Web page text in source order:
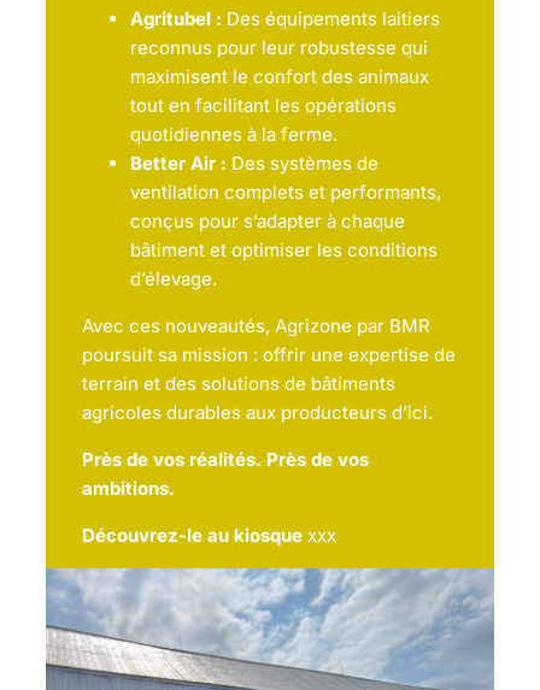
Agritubel : Des équipements laitiers
reconnus pour leur robustesse qui
maximisent le confort des animaux
tout en facilitant les opérations
quotidiennes à la ferme.
Better Air : Des systèmes de
ventilation complets et performants,
conçus pour s’adapter à chaque
bâtiment et optimiser les conditions
d’élevage.
Avec ces nouveautés, Agrizone par BMR
poursuit sa mission : offrir une expertise de
terrain et des solutions de bâtiments
agricoles durables aux producteurs d’ici.
Près de vos réalités. Près de vos
ambitions.
Découvrez-le au kiosque xxx